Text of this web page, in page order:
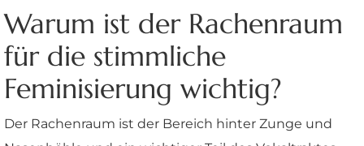
Warum ist der Rachenraum
für die stimmliche
Feminisierung wichtig?
Der Rachenraum ist der Bereich hinter Zunge und